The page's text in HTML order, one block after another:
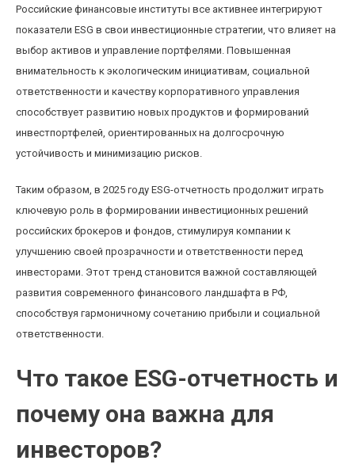
Российские финансовые институты все активнее интегрируют
показатели ESG в свои инвестиционные стратегии, что влияет на
выбор активов и управление портфелями. Повышенная
внимательность к экологическим инициативам, социальной
ответственности и качеству корпоративного управления
способствует развитию новых продуктов и формирований
инвестпортфелей, ориентированных на долгосрочную
устойчивость и минимизацию рисков.
Таким образом, в 2025 году ESG-отчетность продолжит играть
ключевую роль в формировании инвестиционных решений
российских брокеров и фондов, стимулируя компании к
улучшению своей прозрачности и ответственности перед
инвесторами. Этот тренд становится важной составляющей
развития современного финансового ландшафта в РФ,
способствуя гармоничному сочетанию прибыли и социальной
ответственности.
Что такое ESG-отчетность и
почему она важна для
инвесторов?